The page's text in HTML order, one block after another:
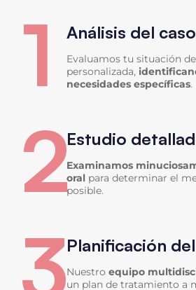
1 Análisis del caso
Evaluamos tu situación
personalizada,
necesidades específicas.
2Estudio
Examinamos
oralpara determinar el
posible.
3Planificación
Nuestro equipo
un plan de tratamiento a